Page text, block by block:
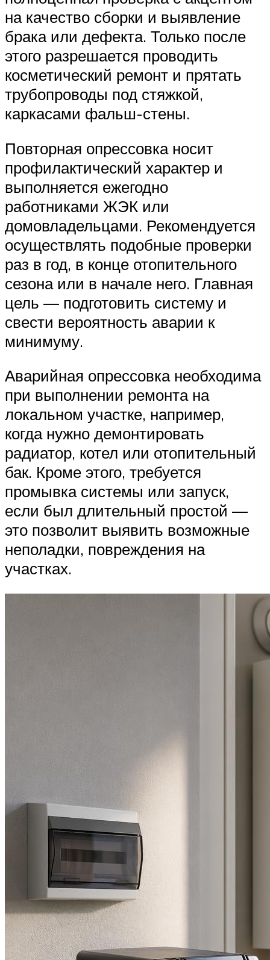
на качество сборки и выявление
брака или дефекта. Только после
этого разрешается проводить
косметический ремонт и прятать
трубопроводы под стяжкой,
каркасами фальш-стены.
Повторная опрессовка носит
профилактический характер и
выполняется ежегодно
работниками ЖЭК или
домовладельцами. Рекомендуется
осуществлять подобные проверки
раз в год, в конце отопительного
сезона или в начале него. Главная
цель — подготовить систему и
свести вероятность аварии к
минимуму.
Аварийная опрессовка необходима
при выполнении ремонта на
локальном участке, например,
когда нужно демонтировать
радиатор, котел или отопительный
бак. Кроме этого, требуется
промывка системы или запуск,
если был длительный простой —
это позволит выявить возможные
неполадки, повреждения на
участках.